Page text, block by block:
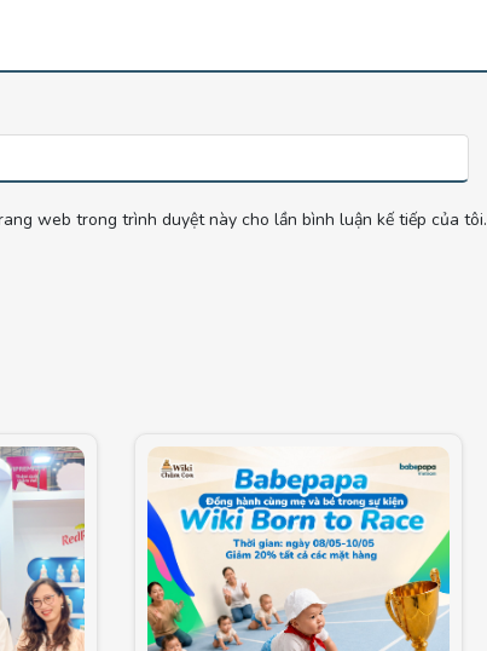
web trong trình duyệt này cho lần bình luận kế tiếp của tôi.